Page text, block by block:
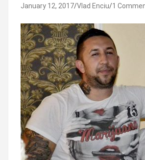
January 12, 2017 Vlad Enciu 1